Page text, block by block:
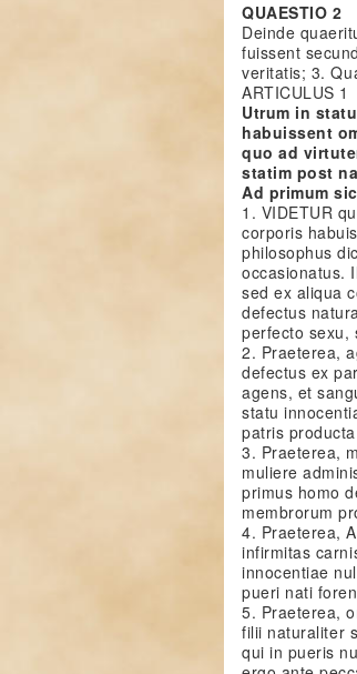
QUAESTIO 2
Deinde
fuissent
veritatis; 3.
ARTICULUS 1
Utrum in
habuissent
quo ad
statim post
Ad primum
1. VIDETUR
corporis
philosophus
occasionatus.
sed ex aliqua
defectus
perfecto sexu,
2. Praeterea,
defectus ex
agens, et
statu
patris
3. Praeterea,
muliere
primus homo
membrorum
4. Praeterea,
infirmitas
innocentiae
pueri nati
5. Praeterea,
filii naturaliter
qui in pueris